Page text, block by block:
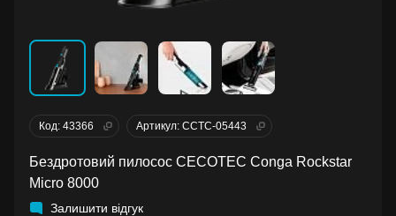
Код: 43366 Артикул: CCTC-05443
Бездротовий пилосос CECOTEC Conga Rockstar
Micro 8000
Залишити відгук